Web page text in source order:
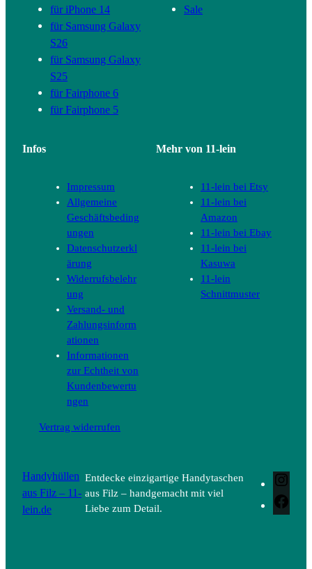
für iPhone 14
für Samsung Galaxy
S26
für Samsung Galaxy
S25
für Fairphone 6
für Fairphone 5
Sale
Infos
Impressum
Allgemeine
Geschäftsbeding
ungen
Datenschutzerkl
ärung
Widerrufsbelehr
ung
Versand- und
Zahlungsinform
ationen
Informationen
zur Echtheit von
Kundenbewertu
ngen
Vertrag widerrufen
Mehr von 11-lein
11-lein bei Etsy
11-lein bei
Amazon
11-lein bei Ebay
11-lein bei
Kasuwa
11-lein
Schnittmuster
Handyhüllen
aus Filz – 11-
lein.de
Entdecke einzigartige Handytaschen
aus Filz – handgemacht mit viel
Liebe zum Detail.